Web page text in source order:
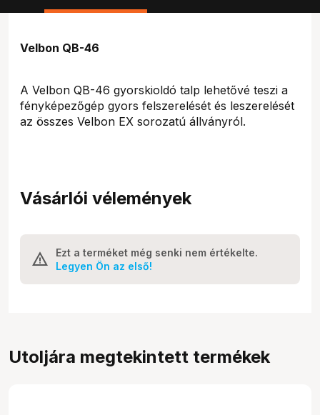
Velbon QB-46
A Velbon QB-46 gyorskioldó talp lehetővé teszi a
fényképezőgép gyors felszerelését és leszerelését
az összes Velbon EX sorozatú állványról.
Vásárlói vélemények
Ezt a terméket még senki nem értékelte.
Legyen Ön az első!
Utoljára megtekintett termékek